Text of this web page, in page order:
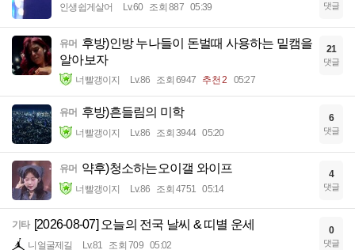
인생쉽게살어 Lv.60 조회 887 05:39 댓글
유머 후방)인방 누나들이 돈벌때 사용하는 밑캠을
알아보자
너빨갱이지 Lv.86 조회 6947 추천 2 05:27
21
댓글
유머 후방)흔들림의 미학
너빨갱이지 Lv.86 조회 3944 05:20
6
댓글
유머 약후)청소하는오이갤 와이프
너빨갱이지 Lv.86 조회 4751 05:14
4
댓글
기타 [2026-08-07] 오늘의 전국 날씨 & 띠별 운세
니얼굴제길 Lv.81 조회 709 05:02
0
댓글